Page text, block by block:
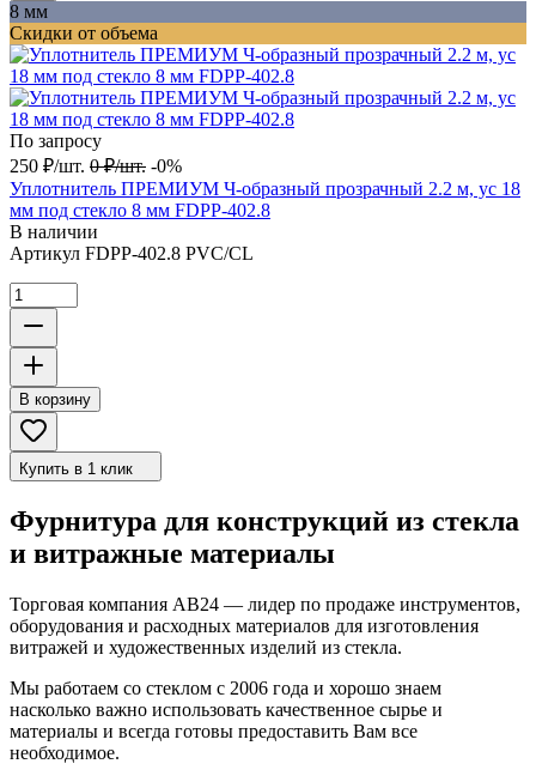
8 мм
Скидки от объема
По запросу
250 ₽/шт. 0 ₽/шт. -0%
Уплотнитель ПРЕМИУМ Ч-образный прозрачный 2.2 м, ус 18
мм под стекло 8 мм FDPP-402.8
В наличии
Артикул FDPP-402.8 PVC/CL
В корзину
Купить в 1 клик
Фурнитура для конструкций из стекла
и витражные материалы
Торговая компания АВ24 — лидер по продаже инструментов,
оборудования и расходных материалов для изготовления
витражей и художественных изделий из стекла.
Мы работаем со стеклом с 2006 года и хорошо знаем
насколько важно использовать качественное сырье и
материалы и всегда готовы предоставить Вам все
необходимое.